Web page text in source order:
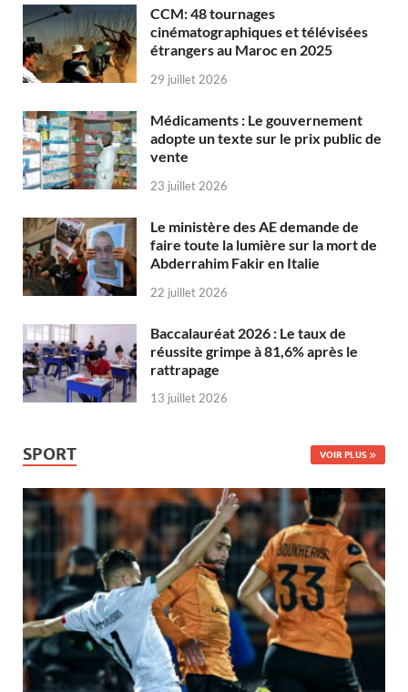
CCM: 48 tournages
cinématographiques et télévisées
étrangers au Maroc en 2025
29 juillet 2026
Médicaments : Le gouvernement
adopte un texte sur le prix public de
vente
23 juillet 2026
Le ministère des AE demande de
faire toute la lumière sur la mort de
Abderrahim Fakir en Italie
22 juillet 2026
Baccalauréat 2026 : Le taux de
réussite grimpe à 81,6% après le
rattrapage
13 juillet 2026
SPORT VOIR PLUS